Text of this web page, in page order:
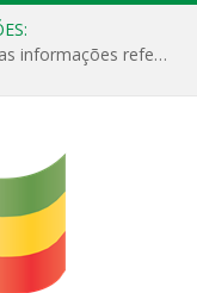
Relatórios Detalhados contendo todas as informações referentes a execução de recursos destinados ao fomento de projetos culturais no Município de Jacundá entre os anos de 2022 ao presente ano de 2026.